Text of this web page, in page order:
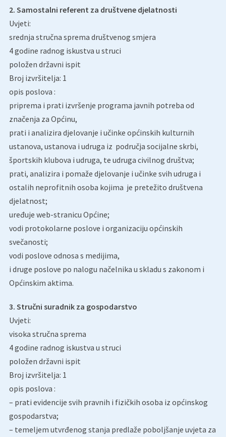
2. Samostalni referent za društvene djelatnosti
Uvjeti:
srednja stručna sprema društvenog smjera
4 godine radnog iskustva u struci
položen državni ispit
Broj izvršitelja: 1
opis poslova :
priprema i prati izvršenje programa javnih potreba od
značenja za Općinu,
prati i analizira djelovanje i učinke općinskih kulturnih
ustanova, ustanova i udruga iz područja socijalne skrbi,
športskih klubova i udruga, te udruga civilnog društva;
prati, analizira i pomaže djelovanje i učinke svih udruga i
ostalih neprofitnih osoba kojima je pretežito društvena
djelatnost;
uređuje web-stranicu Općine;
vodi protokolarne poslove i organizaciju općinskih
svečanosti;
vodi poslove odnosa s medijima,
i druge poslove po nalogu načelnika u skladu s zakonom i
Općinskim aktima.
3. Stručni suradnik za gospodarstvo
Uvjeti:
visoka stručna sprema
4 godine radnog iskustva u struci
položen državni ispit
Broj izvršitelja: 1
opis poslova :
– prati evidencije svih pravnih i fizičkih osoba iz općinskog
gospodarstva;
– temeljem utvrđenog stanja predlaže poboljšanje uvjeta za